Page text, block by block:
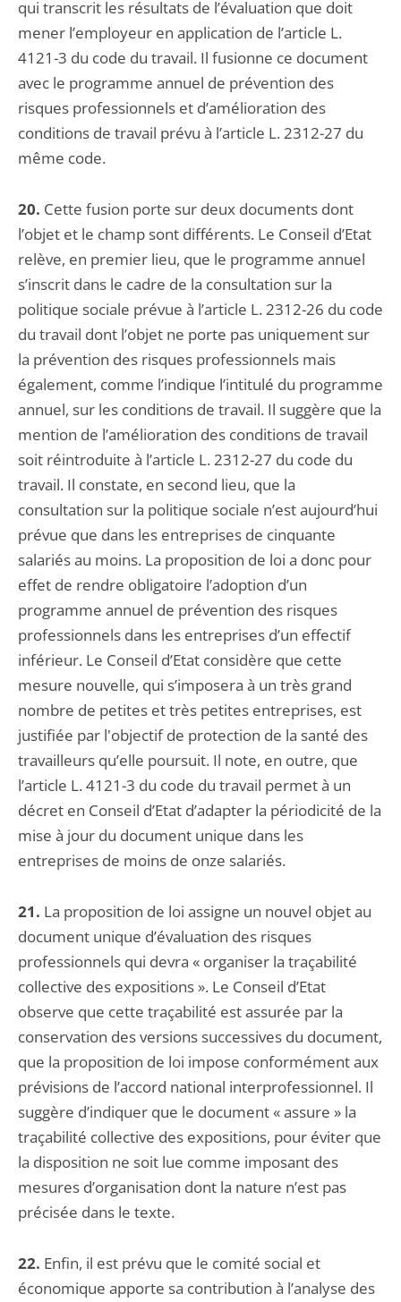
qui transcrit les résultats de l’évaluation que doit
mener l’employeur en application de l’article L.
4121-3 du code du travail. Il fusionne ce document
avec le programme annuel de prévention des
risques professionnels et d’amélioration des
conditions de travail prévu à l’article L. 2312-27 du
même code.
20. Cette fusion porte sur deux documents dont
l’objet et le champ sont différents. Le Conseil d’Etat
relève, en premier lieu, que le programme annuel
s’inscrit dans le cadre de la consultation sur la
politique sociale prévue à l’article L. 2312-26 du code
du travail dont l’objet ne porte pas uniquement sur
la prévention des risques professionnels mais
également, comme l’indique l’intitulé du programme
annuel, sur les conditions de travail. Il suggère que la
mention de l’amélioration des conditions de travail
soit réintroduite à l’article L. 2312-27 du code du
travail. Il constate, en second lieu, que la
consultation sur la politique sociale n’est aujourd’hui
prévue que dans les entreprises de cinquante
salariés au moins. La proposition de loi a donc pour
effet de rendre obligatoire l’adoption d’un
programme annuel de prévention des risques
professionnels dans les entreprises d’un effectif
inférieur. Le Conseil d’Etat considère que cette
mesure nouvelle, qui s’imposera à un très grand
nombre de petites et très petites entreprises, est
justifiée par l'objectif de protection de la santé des
travailleurs qu’elle poursuit. Il note, en outre, que
l’article L. 4121-3 du code du travail permet à un
décret en Conseil d’Etat d’adapter la périodicité de la
mise à jour du document unique dans les
entreprises de moins de onze salariés.
21. La proposition de loi assigne un nouvel objet au
document unique d’évaluation des risques
professionnels qui devra « organiser la traçabilité
collective des expositions ». Le Conseil d’Etat
observe que cette traçabilité est assurée par la
conservation des versions successives du document,
que la proposition de loi impose conformément aux
prévisions de l’accord national interprofessionnel. Il
suggère d’indiquer que le document « assure » la
traçabilité collective des expositions, pour éviter que
la disposition ne soit lue comme imposant des
mesures d’organisation dont la nature n’est pas
précisée dans le texte.
22. Enfin, il est prévu que le comité social et
économique apporte sa contribution à l’analyse des